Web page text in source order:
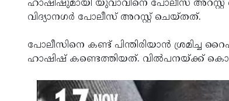
ഹാഷിഷുമായി യുവാവിനെ പോലീസ്
വിദ്യാനഗര്‍ പോലീസ് അറസ്റ്റ് ചെയ്തത്.
പോലീസിനെ കണ്ട് പിന്തിരിയാന്‍ ശ്രമിച്ച
ഹാഷിഷ് കണ്ടെത്തിയത്. വില്‍പനയ്ക്ക്